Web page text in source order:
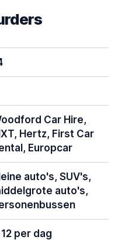
Car Hire,
Hertz, First Car
Europcar
auto's, SUV's,
auto's,
per dag